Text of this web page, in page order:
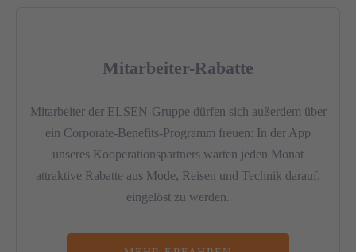
Mitarbeiter-Rabatte
Mitarbeiter der ELSEN-Gruppe dürfen sich außerdem über
ein Corporate-Benefits-Programm freuen: In der App
unseres Kooperationspartners warten jeden Monat
attraktive Rabatte aus Mode, Reisen und Technik darauf,
eingelöst zu werden.